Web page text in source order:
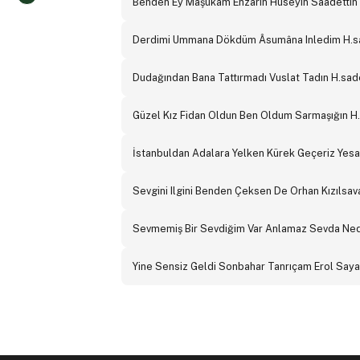
Derdimi Ummana Dökdüm Âsumâna Inledim
Dudağından Bana Tattırmadı Vuslat Tadın
Güzel Kız Fidan Oldun Ben Oldum Sarmaşığın
İstanbuldan Adalara Yelken Kürek Geçeriz
Sevgini Ilgini Benden Çeksen De Orhan
Sevmemiş Bir Sevdiğim Var Anlamaz Sevda
Yine Sensiz Geldi Sonbahar Tanrıçam Erol